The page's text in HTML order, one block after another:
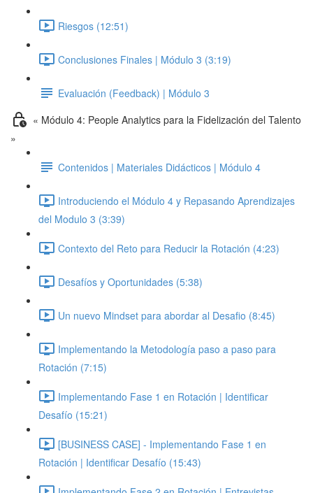
Riesgos (12:51)
Conclusiones Finales | Módulo 3 (3:19)
Evaluación (Feedback) | Módulo 3
« Módulo 4: People Analytics para la Fidelización del Talento
»
Contenidos | Materiales Didácticos | Módulo 4
Introduciendo el Módulo 4 y Repasando Aprendizajes
del Modulo 3 (3:39)
Contexto del Reto para Reducir la Rotación (4:23)
Desafíos y Oportunidades (5:38)
Un nuevo Mindset para abordar al Desafio (8:45)
Implementando la Metodología paso a paso para
Rotación (7:15)
Implementando Fase 1 en Rotación | Identificar
Desafío (15:21)
[BUSINESS CASE] - Implementando Fase 1 en
Rotación | Identificar Desafío (15:43)